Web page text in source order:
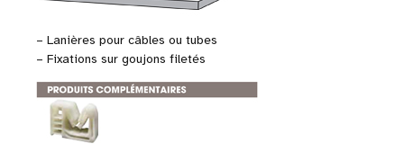
– Lanières pour câbles ou tubes
– Fixations sur goujons filetés